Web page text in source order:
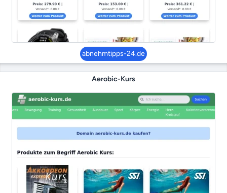
abnehmtipps-24.de
Aerobic-Kurs